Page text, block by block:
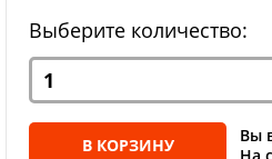
Выберите количество:
В КОРЗИНУ
Вы
На